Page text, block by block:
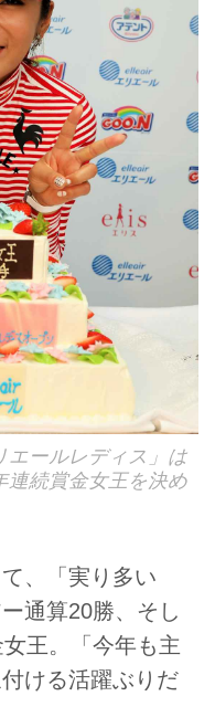
エールレディス」は
連続賞金女王を決め
、「実り多い
通算20勝、そし
王。「今年も主
ける活躍ぶりだ